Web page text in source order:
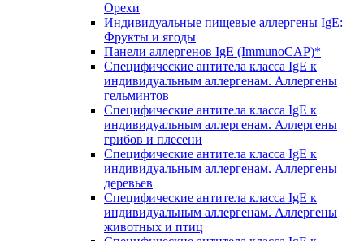
Орехи
Индивидуальные пищевые аллергены IgE:
Фрукты и ягоды
Панели аллергенов IgE (ImmunoCAP)*
Специфические антитела класса IgE к
индивидуальным аллергенам. Аллергены
гельминтов
Специфические антитела класса IgE к
индивидуальным аллергенам. Аллергены
грибов и плесени
Специфические антитела класса IgE к
индивидуальным аллергенам. Аллергены
деревьев
Специфические антитела класса IgE к
индивидуальным аллергенам. Аллергены
животных и птиц